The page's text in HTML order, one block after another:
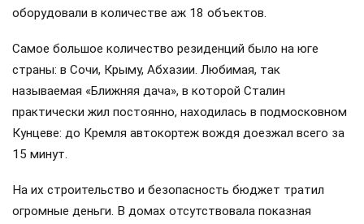
оборудовали в количестве аж 18 объектов.
Самое большое количество резиденций было на юге
страны: в Сочи, Крыму, Абхазии. Любимая, так
называемая «Ближняя дача», в которой Сталин
практически жил постоянно, находилась в подмосковном
Кунцеве: до Кремля автокортеж вождя доезжал всего за
15 минут.
На их строительство и безопасность бюджет тратил
огромные деньги. В домах отсутствовала показная